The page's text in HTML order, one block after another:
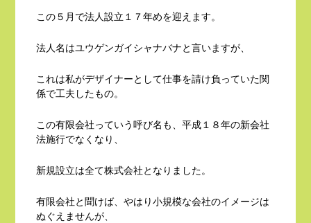
この５月で法人設立１７年めを迎えます。
法人名はユウゲンガイシャナバナと言いますが、
これは私がデザイナーとして仕事を請け負っていた関
係で工夫したもの。
この有限会社っていう呼び名も、平成１８年の新会社
法施行でなくなり、
新規設立は全て株式会社となりました。
有限会社と聞けば、やはり小規模な会社のイメージは
ぬぐえませんが、